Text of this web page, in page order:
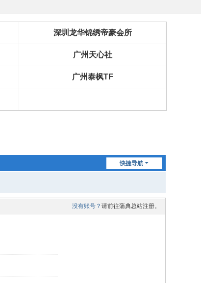
深圳龙华锦绣帝豪会所
广州天心社
广州泰枫TF
快捷导航
没有账号？ 请前往蒲典总站注册。